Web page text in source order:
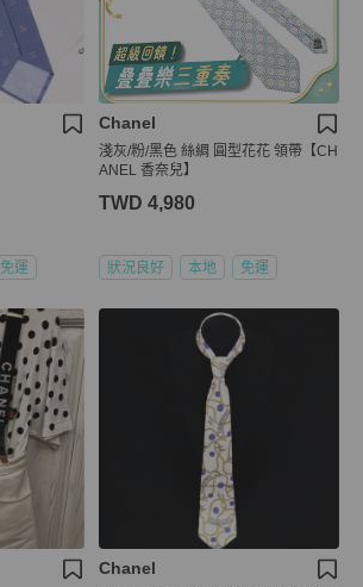
免運
Chanel
淺灰/粉/黑色 絲綢 圓型花花 領帶【CH
ANEL 香奈兒】
TWD 4,980
狀況良好 本地 免運
Chanel